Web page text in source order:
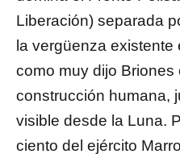
Liberación) separada
la vergüenza
como muy dijo Briones
construcción humana,
visible desde la Luna.
ciento del ejército